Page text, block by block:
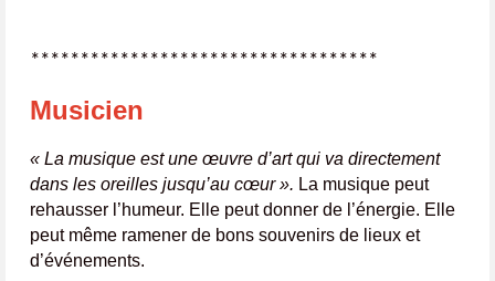
***********************************
Musicien
« La musique est une œuvre d’art qui va directement
dans les oreilles jusqu’au cœur ». La musique peut
rehausser l’humeur. Elle peut donner de l’énergie. Elle
peut même ramener de bons souvenirs de lieux et
d’événements.